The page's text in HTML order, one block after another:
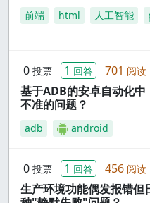
前端 html 人工智能
0 投票 1 回答 701 阅读
基于ADB的安卓自动化
不准的问题？
adb android
0 投票 1 回答 456 阅读
生产环境功能偶发报错但